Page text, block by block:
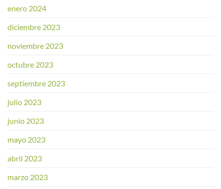
enero 2024
diciembre 2023
noviembre 2023
octubre 2023
septiembre 2023
julio 2023
junio 2023
mayo 2023
abril 2023
marzo 2023